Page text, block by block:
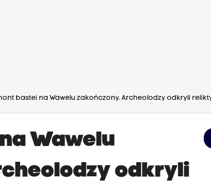
bastei na Wawelu zakończony. Archeolodzy odkryli
Wawelu
odkryli